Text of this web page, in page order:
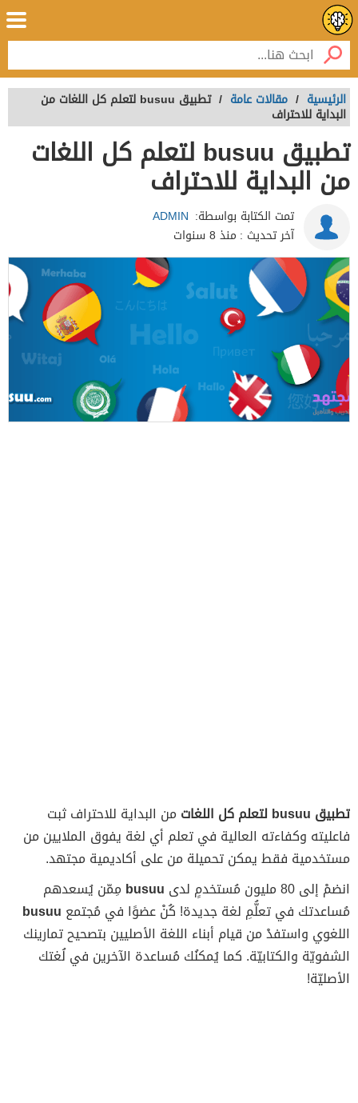
الرئيسية / مقالات عامة / تطبيق busuu‏ لتعلم كل اللغات من
البداية للاحتراف
تطبيق busuu‏ لتعلم كل اللغات
من البداية للاحتراف
تمت الكتابة بواسطة: ADMIN
آخر تحديث : منذ 8 سنوات
تطبيق busuu‏ لتعلم كل اللغات
من البداية للاحتراف ثبت
فاعليته وكفاءته العالية في تعلم أي لغة يفوق الملايين من
مستخدمية فقط يمكن تحميلة من على أكاديمية مجتهد.
انضمْ إلى 80 مليون مُستخدمٍ لدى
busuu مِمّن يُسعدهم
مُساعدتك في تعلُّمِ لغة جديدة! كُنْ عضوًا في مُجتمع busuu
اللغوي واستفدْ من قيام أبناء اللغة الأصليين بتصحيح تمارينك
الشفويّة والكتابيّة. كما يُمكنُك مُساعدة الآخرين في لُغتك
الأصليّة!